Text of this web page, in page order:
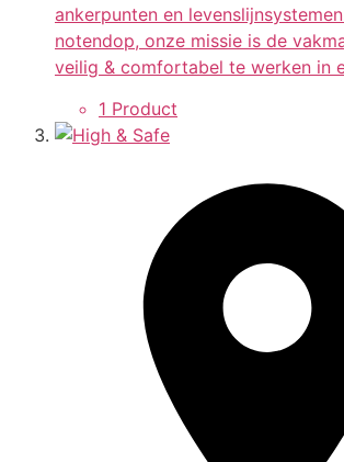
ankerpunten en
notendop, onze missie is de
veilig & comfortabel te werken in
1 Product